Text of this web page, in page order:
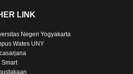
LINK
Negeri Yogyakarta
Wates UNY
Smart